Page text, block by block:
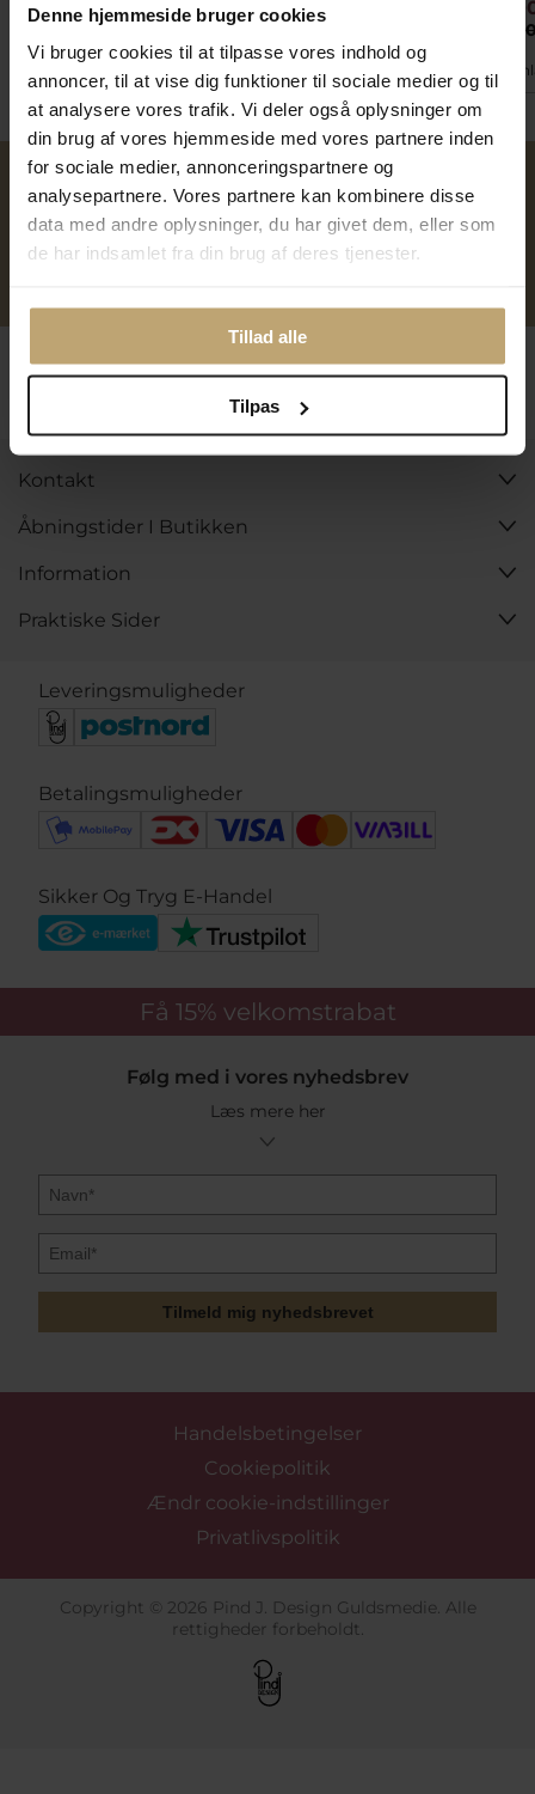
Denne hjemmeside bruger cookies
Vi bruger cookies til at tilpasse vores indhold og
annoncer, til at vise dig funktioner til sociale medier og til
at analysere vores trafik. Vi deler også oplysninger om
din brug af vores hjemmeside med vores partnere inden
for sociale medier, annonceringspartnere og
analysepartnere. Vores partnere kan kombinere disse
data med andre oplysninger, du har givet dem, eller som
de har indsamlet fra din brug af deres tjenester.
Tillad alle
Tilpas
26.850,00 kr 12.800,00 kr
På
Over 40 års erfaring Mulighed for gravering
Følg os
Kontakt
Åbningstider I Butikken
Information
Praktiske Sider
Leveringsmuligheder
Betalingsmuligheder
Sikker Og Tryg E-Handel
Få 15% velkomstrabat
Følg med i vores nyhedsbrev
Læs mere her
Tilmeld mig nyhedsbrevet
Handelsbetingelser
Cookiepolitik
Ændr cookie-indstillinger
Privatlivspolitik
Copyright © 2026 Pind J. Design Guldsmedie. Alle
rettigheder forbeholdt.